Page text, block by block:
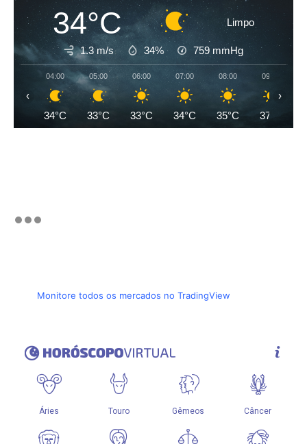
34°C Limpo
1.3 m/s 34% 759 mmHg
04:00
34°C
05:00
33°C
06:00
33°C
07:00
34°C
08:00
35°C
09:00
37°C
‹ ›
Monitore todos os mercados no TradingView